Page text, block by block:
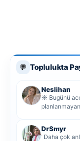
💬 Toplulukta
Neslihan
☀️ Bugünü
DrSmyr
"Daha çok